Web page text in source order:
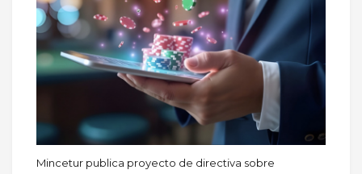
Mincetur publica proyecto de directiva sobre